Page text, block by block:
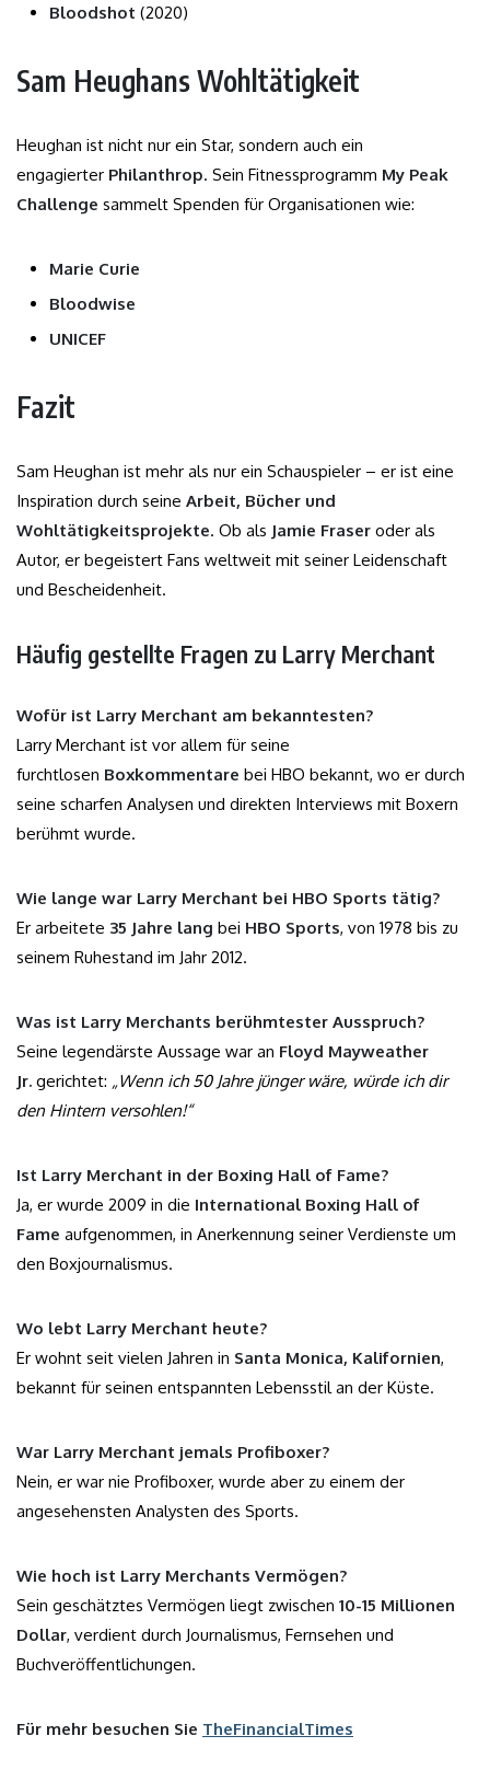
Bloodshot (2020)
Sam Heughans Wohltätigkeit
Heughan ist nicht nur ein Star, sondern auch ein
engagierter Philanthrop. Sein Fitnessprogramm My Peak
Challenge sammelt Spenden für Organisationen wie:
Marie Curie
Bloodwise
UNICEF
Fazit
Sam Heughan ist mehr als nur ein Schauspieler – er ist eine
Inspiration durch seine Arbeit, Bücher und
Wohltätigkeitsprojekte. Ob als Jamie Fraser oder als
Autor, er begeistert Fans weltweit mit seiner Leidenschaft
und Bescheidenheit.
Häufig gestellte Fragen zu Larry Merchant
Wofür ist Larry Merchant am bekanntesten?
Larry Merchant ist vor allem für seine
furchtlosen Boxkommentare bei HBO bekannt, wo er durch
seine scharfen Analysen und direkten Interviews mit Boxern
berühmt wurde.
Wie lange war Larry Merchant bei HBO Sports tätig?
Er arbeitete 35 Jahre lang bei HBO Sports, von 1978 bis zu
seinem Ruhestand im Jahr 2012.
Was ist Larry Merchants berühmtester Ausspruch?
Seine legendärste Aussage war an Floyd Mayweather
Jr. gerichtet: „Wenn ich 50 Jahre jünger wäre, würde ich dir
den Hintern versohlen!“
Ist Larry Merchant in der Boxing Hall of Fame?
Ja, er wurde 2009 in die International Boxing Hall of
Fame aufgenommen, in Anerkennung seiner Verdienste um
den Boxjournalismus.
Wo lebt Larry Merchant heute?
Er wohnt seit vielen Jahren in Santa Monica, Kalifornien,
bekannt für seinen entspannten Lebensstil an der Küste.
War Larry Merchant jemals Profiboxer?
Nein, er war nie Profiboxer, wurde aber zu einem der
angesehensten Analysten des Sports.
Wie hoch ist Larry Merchants Vermögen?
Sein geschätztes Vermögen liegt zwischen 10-15 Millionen
Dollar, verdient durch Journalismus, Fernsehen und
Buchveröffentlichungen.
Für mehr besuchen Sie TheFinancialTimes